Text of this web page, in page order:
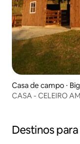
Casa de campo ⋅
CASA - CELEIRO
Destinos